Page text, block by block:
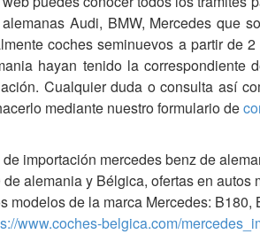
Audi, BMW, Mercedes que
coches seminuevos a partir de
hayan tenido la correspondiente
Cualquier duda o consulta así
mediante nuestro formulario de
importación mercedes benz de
de alemania y Bélgica, ofertas en
modelos de la marca Mercedes:
www.coches-belgica.com/